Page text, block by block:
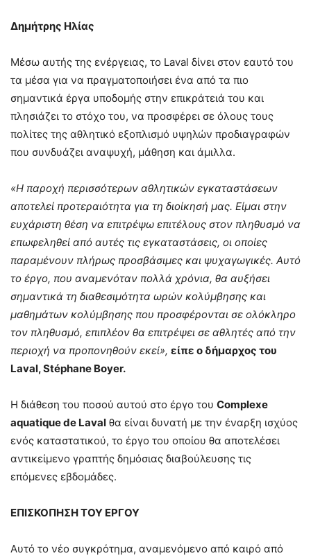
Δημήτρης Ηλίας
Μέσω αυτής της ενέργειας, το Laval δίνει στον εαυτό του
τα μέσα για να πραγματοποιήσει ένα από τα πιο
σημαντικά έργα υποδομής στην επικράτειά του και
πλησιάζει το στόχο του, να προσφέρει σε όλους τους
πολίτες της αθλητικό εξοπλισμό υψηλών προδιαγραφών
που συνδυάζει αναψυχή, μάθηση και άμιλλα.
«Η παροχή περισσότερων αθλητικών εγκαταστάσεων
αποτελεί προτεραιότητα για τη διοίκησή μας. Είμαι στην
ευχάριστη θέση να επιτρέψω επιτέλους στον πληθυσμό να
επωφεληθεί από αυτές τις εγκαταστάσεις, οι οποίες
παραμένουν πλήρως προσβάσιμες και ψυχαγωγικές. Αυτό
το έργο, που αναμενόταν πολλά χρόνια, θα αυξήσει
σημαντικά τη διαθεσιμότητα ωρών κολύμβησης και
μαθημάτων κολύμβησης που προσφέρονται σε ολόκληρο
τον πληθυσμό, επιπλέον θα επιτρέψει σε αθλητές από την
περιοχή να προπονηθούν εκεί», είπε ο δήμαρχος του
Laval, Stéphane Boyer.
Η διάθεση του ποσού αυτού στο έργο του Complexe
aquatique de Laval θα είναι δυνατή με την έναρξη ισχύος
ενός καταστατικού, το έργο του οποίου θα αποτελέσει
αντικείμενο γραπτής δημόσιας διαβούλευσης τις
επόμενες εβδομάδες.
ΕΠΙΣΚΟΠΗΣΗ ΤΟΥ ΕΡΓΟΥ
Αυτό το νέο συγκρότημα, αναμενόμενο από καιρό από